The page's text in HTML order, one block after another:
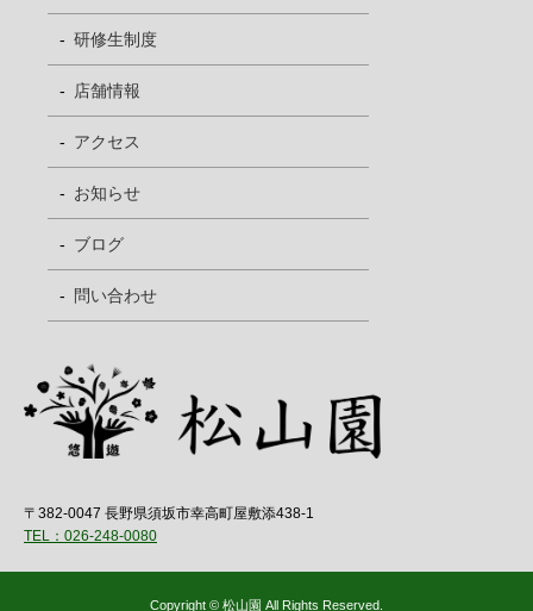
研修生制度
店舗情報
アクセス
お知らせ
ブログ
問い合わせ
〒382-0047 長野県須坂市幸高町屋敷添438-1
TEL：026-248-0080
Copyright © 松山園 All Rights Reserved.